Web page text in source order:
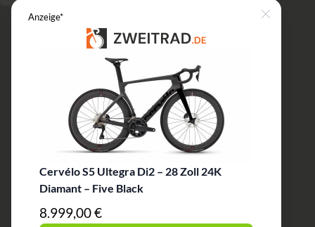
Anzeige* Close
Cervélo S5 Ultegra Di2 – 28 Zoll 24K
Diamant – Five Black
8.999,00 €